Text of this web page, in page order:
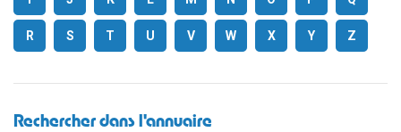
R S T U V W X Y Z
Rechercher dans l'annuaire